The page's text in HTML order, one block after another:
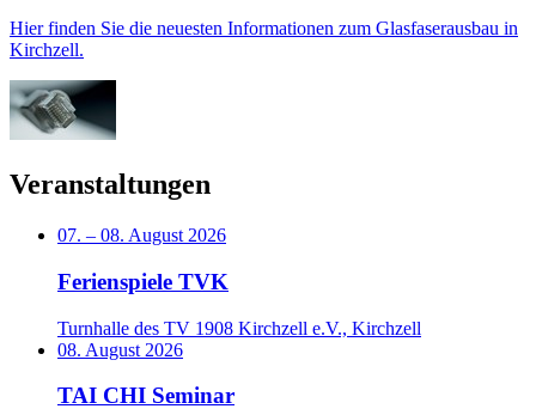
Hier finden Sie die neuesten Informationen zum Glasfaserausbau in
Kirchzell.
Veranstaltungen
07. – 08. August 2026
Ferienspiele TVK
Turnhalle des TV 1908 Kirchzell e.V., Kirchzell
08. August 2026
TAI CHI Seminar